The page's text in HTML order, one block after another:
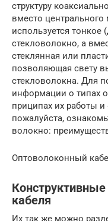
структуру
вместо
используется
стекловолокно, а
стеклянная или
позволяющая свету
стекловолокна. Для
информации о типах
приципах их работы и
пожалуйста,
волокно:
Оптоволоконный
кабеля
Их так же можно